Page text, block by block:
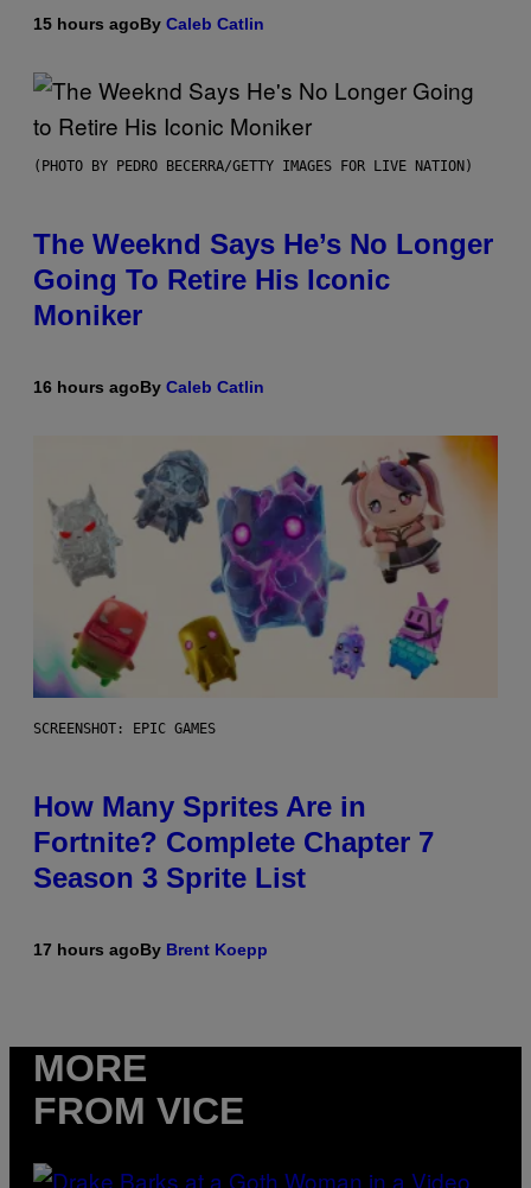
15 hours agoBy Caleb Catlin
(PHOTO BY PEDRO BECERRA/GETTY IMAGES FOR LIVE NATION)
The Weeknd Says He’s No Longer
Going To Retire His Iconic
Moniker
16 hours agoBy Caleb Catlin
SCREENSHOT: EPIC GAMES
How Many Sprites Are in
Fortnite? Complete Chapter 7
Season 3 Sprite List
17 hours agoBy Brent Koepp
MORE
FROM VICE